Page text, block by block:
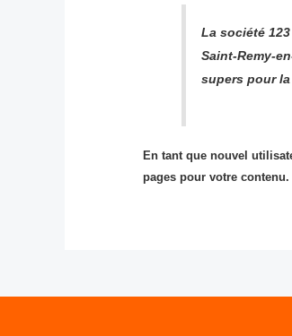
La société
Saint-Remy-
supers pour
En tant que nouvel
pages pour votre